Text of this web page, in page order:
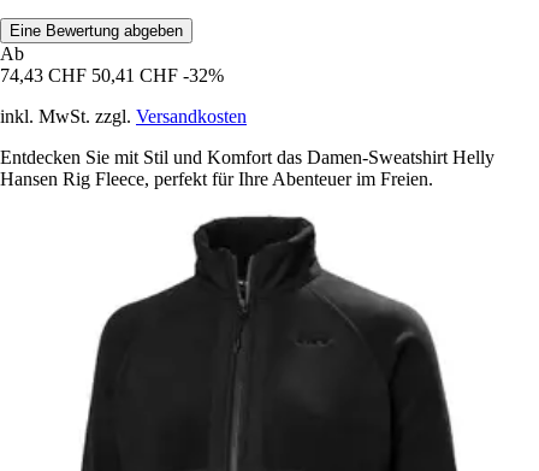
Eine Bewertung abgeben
Ab
74,43 CHF 50,41 CHF -32%
inkl. MwSt. zzgl. Versandkosten
Entdecken Sie mit Stil und Komfort das Damen-Sweatshirt Helly
Hansen Rig Fleece, perfekt für Ihre Abenteuer im Freien.